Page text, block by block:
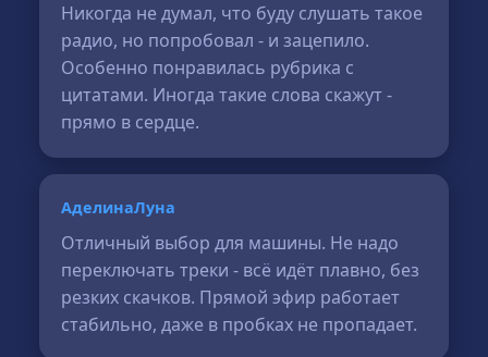
Никогда не думал, что буду слушать такое
радио, но попробовал - и зацепило.
Особенно понравилась рубрика с
цитатами. Иногда такие слова скажут -
прямо в сердце.
АделинаЛуна
Отличный выбор для машины. Не надо
переключать треки - всё идёт плавно, без
резких скачков. Прямой эфир работает
стабильно, даже в пробках не пропадает.